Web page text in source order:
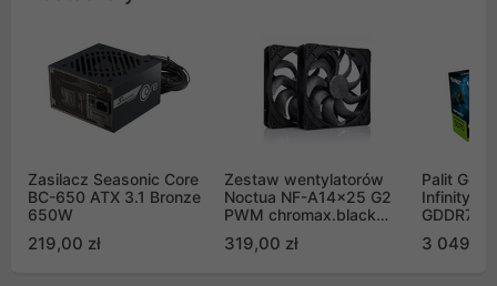
Zasilacz Seasonic Core
BC-650 ATX 3.1 Bronze
650W
219,00 zł
Zestaw wentylatorów
Noctua NF-A14x25 G2
PWM chromax.black
Push Pull (2szt)
319,00 zł
Palit
Infinity 3
GDDR7
GB2050S)
3 049,00